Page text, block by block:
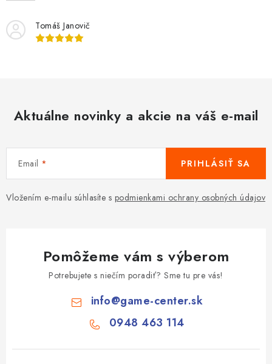
Tomáš Janovič
Aktuálne novinky a akcie na váš e-mail
Email
Vložením e-mailu súhlasíte s podmienkami ochrany osobných údajov
PRIHLÁSIŤ SA
Pomôžeme vám s výberom
Potrebujete s niečím poradiť? Sme tu pre vás!
info@game-center.sk
0948 463 114